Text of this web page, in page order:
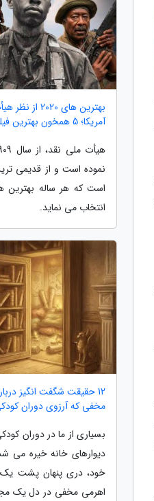
بهترین های
آمریکا؛ 5 همخون بهترین فیلم سال
نموده است و از قدیمی
است که هر ساله بهترین
انتخاب می نماید.
12 حقیقت شگفت انگیز
مخفی که آرزوی دوران
بسیاری از ما در دوران
دیوارهای خانه خیره می
خود، دری پنهان پشت یک
اهرمی مخفی در دل یک